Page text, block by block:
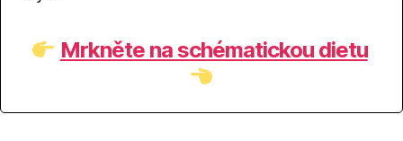
Mrkněte na schématickou dietu